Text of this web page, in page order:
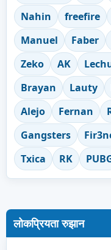
Nahin
freefire
Manuel
Faber
Zeko
AK
Brayan
Lauty
Alejo
Fernan
Gangsters
Txica
RK
लोकप्रियता रुझान